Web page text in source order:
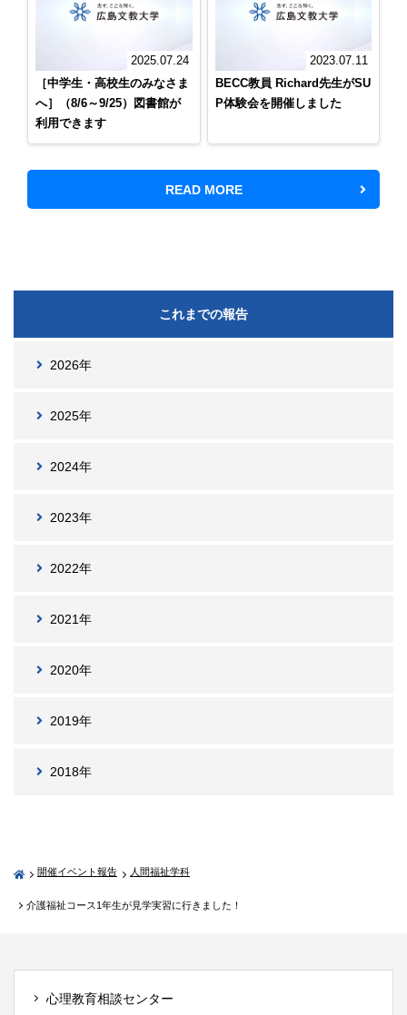
2025.07.24
［中学生・高校生のみなさま
へ］（8/6～9/25）図書館が
利用できます
2023.07.11
BECC教員 Richard先生がSU
P体験会を開催しました
READ MORE
これまでの報告
2026年
2025年
2024年
2023年
2022年
2021年
2020年
2019年
2018年
開催イベント報告 人間福祉学科
介護福祉コース1年生が見学実習に行きました！
心理教育相談センター